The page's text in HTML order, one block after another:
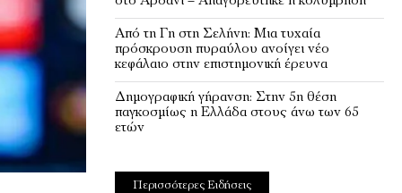
Από τη Γη στη Σελήνη: Μια τυχαία
πρόσκρουση πυραύλου ανοίγει νέο
κεφάλαιο στην επιστημονική έρευνα
Δημογραφική γήρανση: Στην 5η θέση
παγκοσμίως η Ελλάδα στους άνω των 65
ετών
Περισσότερες Ειδήσεις